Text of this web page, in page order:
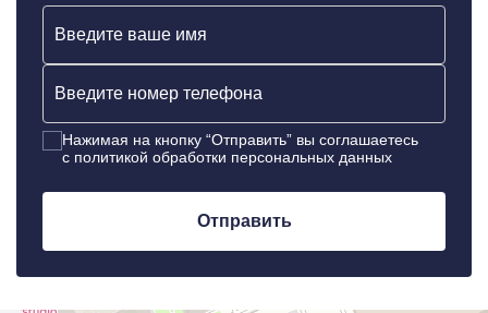
Нажимая на кнопку “Отправить” вы соглашаетесь
c политикой обработки персональных данных
Отправить